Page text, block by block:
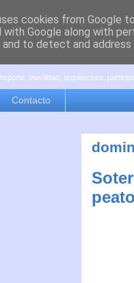
movilidad, arquitectura,
Contacto
cookies from Google
with Google along with
to detect and address